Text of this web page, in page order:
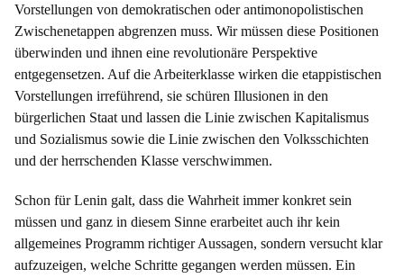
Vorstellungen von demokratischen oder antimonopolistischen
Zwischenetappen abgrenzen muss. Wir müssen diese Positionen
überwinden und ihnen eine revolutionäre Perspektive
entgegensetzen. Auf die Arbeiterklasse wirken die etappistischen
Vorstellungen irreführend, sie schüren Illusionen in den
bürgerlichen Staat und lassen die Linie zwischen Kapitalismus
und Sozialismus sowie die Linie zwischen den Volksschichten
und der herrschenden Klasse verschwimmen.
Schon für Lenin galt, dass die Wahrheit immer konkret sein
müssen und ganz in diesem Sinne erarbeitet auch ihr kein
allgemeines Programm richtiger Aussagen, sondern versucht klar
aufzuzeigen, welche Schritte gegangen werden müssen. Ein